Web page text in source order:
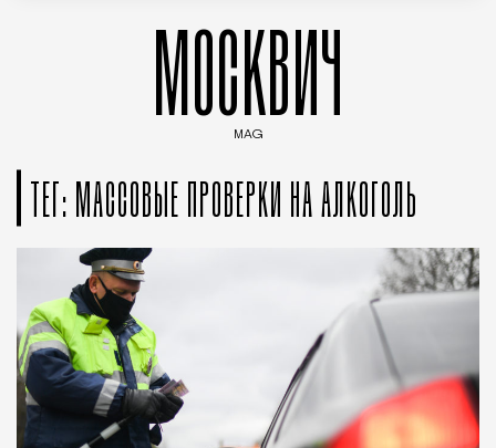
МОСКВИЧ
MAG
ТЕГ: МАССОВЫЕ ПРОВЕРКИ НА АЛКОГОЛЬ